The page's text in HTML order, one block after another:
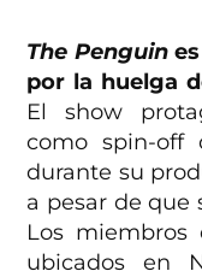
The Penguin
por la huelga
El show
como spin-off
durante su
a pesar de que
Los miembros
ubicados en